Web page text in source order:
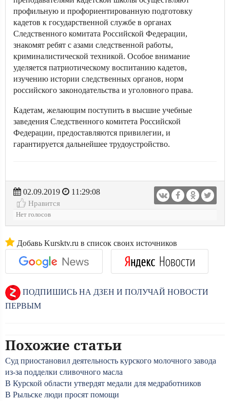
профильную и профориентированную подготовку
кадетов к государственной службе в органах
Следственного комитата Российской Федерации,
знакомят ребят с азами следственной работы,
криминалистической техникой. Особое внимание
уделяется патриотическому воспитанию кадетов,
изучению истории следственных органов, норм
российского законодательства и уголовного права.
Кадетам, желающим поступить в высшие учебные
заведения Следственного комитета Российской
Федерации, предоставляются привилегии, и
гарантируется дальнейшее трудоустройство.
02.09.2019
11:29:08
Нравится
Нет голосов
Добавь Kursktv.ru в список своих источников
ПОДПИШИСЬ НА ДЗЕН И ПОЛУЧАЙ НОВОСТИ
ПЕРВЫМ
Похожие статьи
Суд приостановил деятельность курского молочного завода
из-за подделки сливочного масла
В Курской области утвердят медали для медработников
В Рыльске люди просят помощи